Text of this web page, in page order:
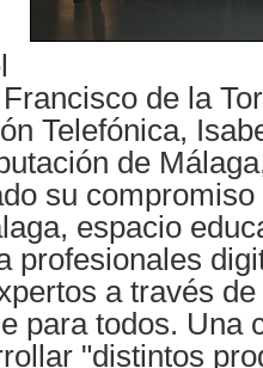
de la
Telefónica,
de
su
espacio
profesionales
a través
para todos. Una
"distintos